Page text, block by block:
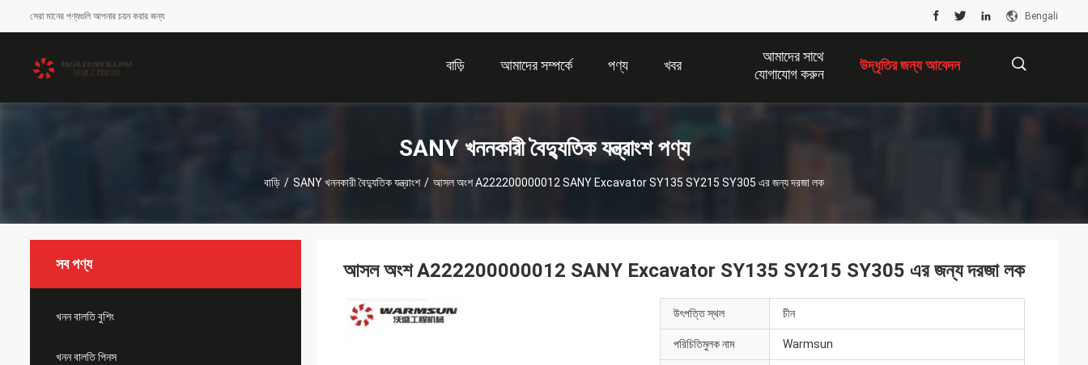
সেরা মানের পণ্যগুলি আপনার চয়ন করার জন্য Bengali
বাড়ি আমাদের সম্পর্কে পণ্য খবর
আমাদের সাথে
যোগাযোগ করুন
উদ্ধৃতির জন্য আবেদন
SANY খননকারী বৈদ্যুতিক যন্ত্রাংশ পণ্য
বাড়ি / SANY খননকারী বৈদ্যুতিক যন্ত্রাংশ / আসল অংশ A222200000012 SANY Excavator SY135 SY215 SY305 এর জন্য দরজা লক
সব পণ্য
খনন বালতি বুশিং
খনন বালতি পিনস
আসল অংশ A222200000012 SANY Excavator SY135 SY215 SY305 এর জন্য দরজা লক
উৎপত্তি স্থল চীন
পরিচিতিমুলক নাম Warmsun